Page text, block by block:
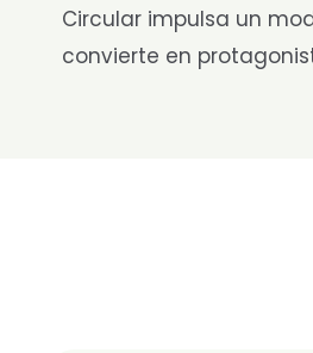
Circular impulsa un
convierte en